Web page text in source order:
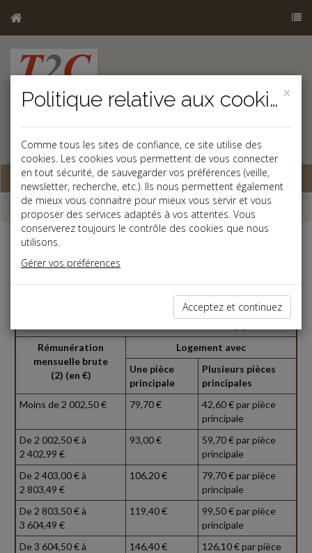
Base documentaire
La paye
Méthode de l'évaluation réelle (1)
+ valeur réelle des avantages accessoires
Rémunération
mensuelle brute
(2) (en €)
Logement avec
Une pièce
principale
Plusieurs pièces
principales
Moins de 2 002,50 €
79,70 €
42,60 € par pièce
principale
De 2 002,50 € à
2 402,99 €
93,00 €
59,70 € par pièce
principale
De 2 403,00 € à
2 803,49 €
106,20 €
79,70 € par pièce
principale
De 2 803,50 € à
3 604,49 €
119,40 €
99,50 € par pièce
principale
De 3 604,50 € à
146,40 €
126,10 € par pièce
×
Politique relative aux cookies
Comme tous les sites de confiance, ce site utilise des
cookies. Les cookies vous permettent de vous connecter
en tout sécurité, de sauvegarder vos préférences (veille,
newsletter, recherche, etc.). Ils nous permettent également
de mieux vous connaitre pour mieux vous servir et vous
proposer des services adaptés à vos attentes. Vous
conserverez toujours le contrôle des cookies que nous
utilisons.
Gérer vos préférences
Acceptez et continuez